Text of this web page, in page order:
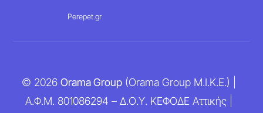
Perepet.gr
© 2026 Orama Group(Orama Group Μ.Ι.Κ.Ε.) |
Α.Φ.Μ. 801086294 – Δ.Ο.Υ. ΚΕΦΟΔΕ Αττικής |